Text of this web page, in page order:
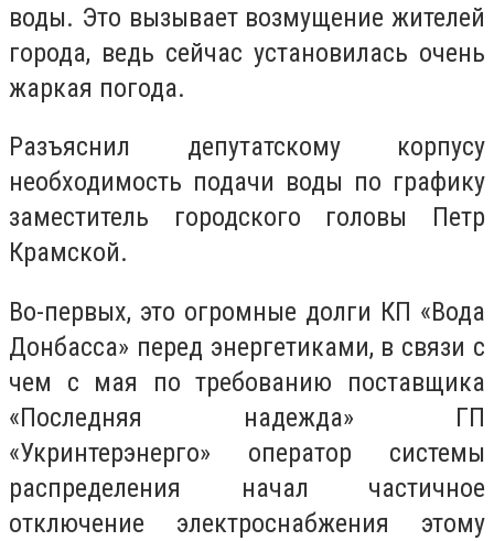
воды. Это вызывает возмущение жителей
города, ведь сейчас установилась очень
жаркая погода.
Разъяснил депутатскому корпусу
необходимость подачи воды по графику
заместитель городского головы Петр
Крамской.
Во-первых, это огромные долги КП «Вода
Донбасса» перед энергетиками, в связи с
чем с мая по требованию поставщика
«Последняя надежда» ГП
«Укринтерэнерго» оператор системы
распределения начал частичное
отключение электроснабжения этому